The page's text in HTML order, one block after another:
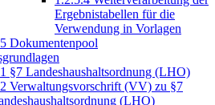
Ergebnistabellen für die
Verwendung in Vorlagen
Dokumentenpool
§7 Landeshaushaltsordnung (LHO)
Verwaltungsvorschrift (VV) zu §7
(LHO)